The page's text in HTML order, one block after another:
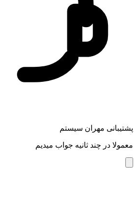
پشتیبانی مهران سیستم
معمولا در چند ثانیه جواب میدیم